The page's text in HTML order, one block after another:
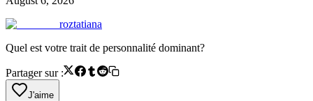
roztatiana
Quel est votre trait de personnalité dominant?
Partager sur :
J'aime